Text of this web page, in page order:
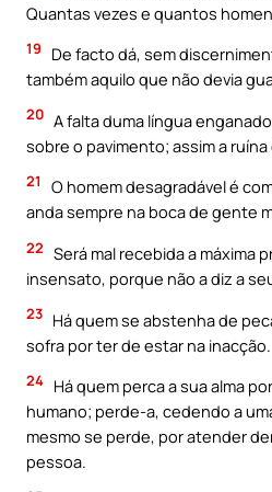
Quantas vezes e quantos
19
De facto dá, sem
também aquilo que não devia
20 A falta duma língua
sobre o pavimento; assim a
21
O homem desagradável é
anda sempre na boca de gente
22 Será mal recebida a máxima
insensato, porque não a diz a
23 Há quem se abstenha de
sofra por ter de estar na inacção.
24 Há quem perca a sua alma
humano; perde-a, cedendo a
mesmo se perde, por atender
pessoa.